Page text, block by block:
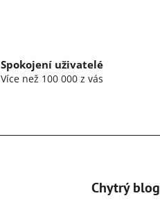
Spokojení uživatelé
Více než 100 000 z vás
Chytrý blog